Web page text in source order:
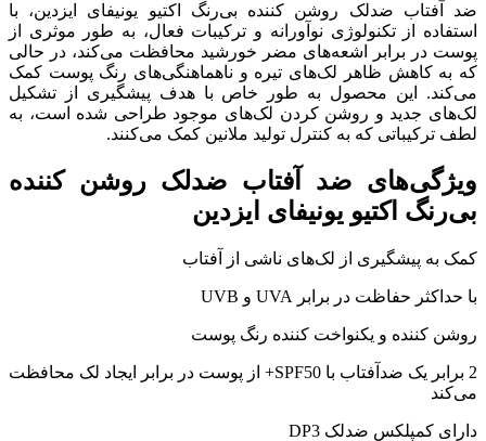
ضد آفتاب ضدلک روشن کننده بی‌رنگ اکتیو یونیفای ایزدین، با
استفاده از تکنولوژی نوآورانه و ترکیبات فعال، به طور موثری از
پوست در برابر اشعه‌های مضر خورشید محافظت می‌کند، در حالی
که به کاهش ظاهر لک‌های تیره و ناهماهنگی‌های رنگ پوست کمک
می‌کند. این محصول به طور خاص با هدف پیشگیری از تشکیل
لک‌های جدید و روشن کردن لک‌های موجود طراحی شده است، به
لطف ترکیباتی که به کنترل تولید ملانین کمک می‌کنند.
ویژگی‌های ضد آفتاب ضد‌لک روشن کننده
بی‌رنگ اکتیو یونیفای ایزدین
کمک به پیشگیری از لک‌های ناشی از آفتاب
با حداکثر حفاظت در برابر UVA و UVB
روشن کننده و یکنواخت کننده رنگ پوست
2 برابر یک ضدآفتاب با SPF50+ از پوست در برابر ایجاد لک محافظت
می‌کند
دارای کمپلکس ضدلک DP3